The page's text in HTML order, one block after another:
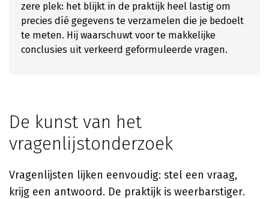
zere plek: het blijkt in de praktijk heel lastig om
precies díé gegevens te verzamelen die je bedoelt
te meten. Hij waarschuwt voor te makkelijke
conclusies uit verkeerd geformuleerde vragen.
De kunst van het
vragenlijstonderzoek
Vragenlijsten lijken eenvoudig: stel een vraag,
krijg een antwoord. De praktijk is weerbarstiger.